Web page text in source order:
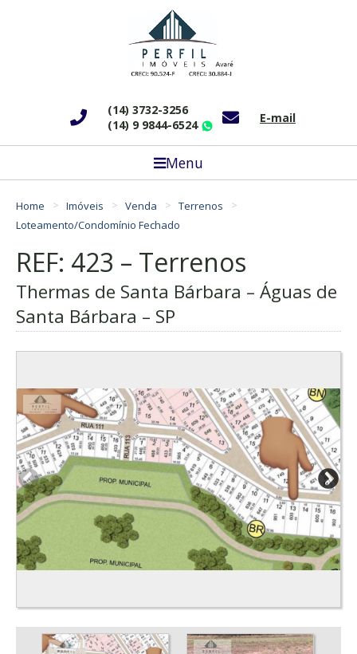
(14) 3732-3256
(14) 9 9844-6524
WhatsApp
E-mail
Menu
Home Imóveis Venda
Terrenos
Loteamento/Condomínio Fechado
REF: 423 – Terrenos
Thermas de Santa Bárbara – Águas de
Santa Bárbara – SP